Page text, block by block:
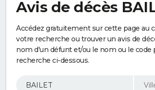
Avis de décès
Accédez gratuitement sur cette page au
votre recherche ou trouver un avis de
nom d'un défunt et/ou le nom ou le
recherche ci-dessous.